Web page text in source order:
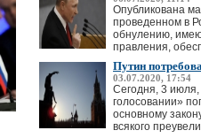
Опубликована
проведенном в
обнулению,
правления,
Путин
03.07.2020, 17:54
Сегодня, 3
голосовании»
основному
всякого